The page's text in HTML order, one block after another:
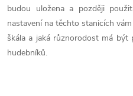
budou uložena a později
nastavení na těchto stanicích
škála a jaká různorodost má být
hudebníků.